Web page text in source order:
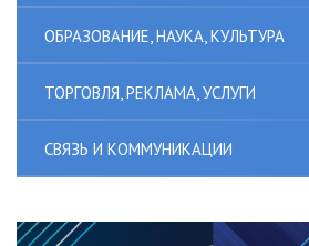
ОБРАЗОВАНИЕ, НАУКА, КУЛЬТУРА
ТОРГОВЛЯ, РЕКЛАМА, УСЛУГИ
СВЯЗЬ И КОММУНИКАЦИИ